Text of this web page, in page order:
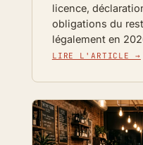
licence,
obligations du
légalement en
LIRE L'ARTICLE →